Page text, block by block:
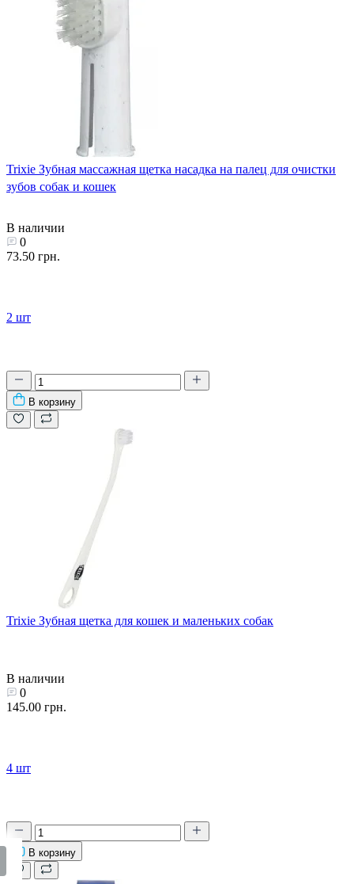
Trixie Зубная массажная щетка насадка на палец для очистки
зубов собак и кошек
В наличии
0
73.50 грн.
2 шт
В корзину
Trixie Зубная щетка для кошек и маленьких собак
В наличии
0
145.00 грн.
4 шт
В корзину